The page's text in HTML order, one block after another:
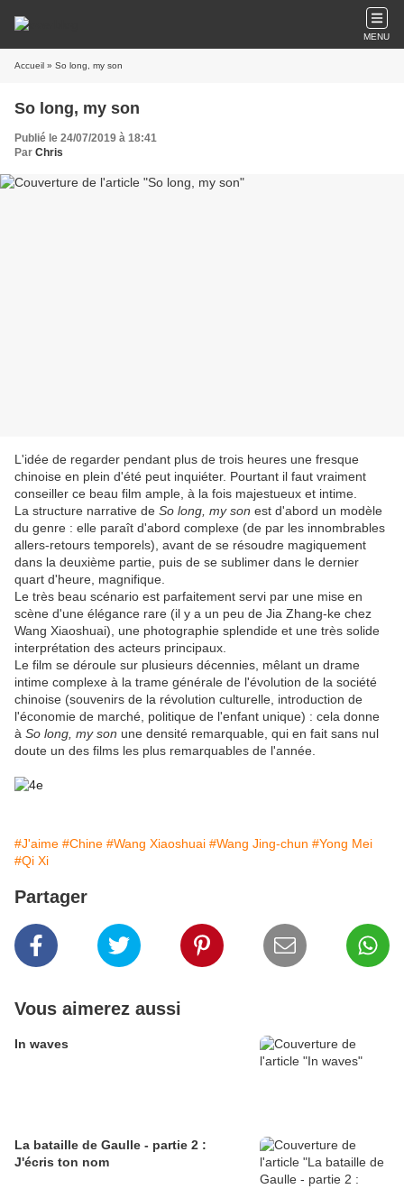
MENU
Accueil » So long, my son
So long, my son
Publié le 24/07/2019 à 18:41
Par Chris
L'idée de regarder pendant plus de trois heures une fresque
chinoise en plein d'été peut inquiéter. Pourtant il faut vraiment
conseiller ce beau film ample, à la fois majestueux et intime.
La structure narrative de So long, my son est d'abord un modèle
du genre : elle paraît d'abord complexe (de par les innombrables
allers-retours temporels), avant de se résoudre magiquement
dans la deuxième partie, puis de se sublimer dans le dernier
quart d'heure, magnifique.
Le très beau scénario est parfaitement servi par une mise en
scène d'une élégance rare (il y a un peu de Jia Zhang-ke chez
Wang Xiaoshuai), une photographie splendide et une très solide
interprétation des acteurs principaux.
Le film se déroule sur plusieurs décennies, mêlant un drame
intime complexe à la trame générale de l'évolution de la société
chinoise (souvenirs de la révolution culturelle, introduction de
l'économie de marché, politique de l'enfant unique) : cela donne
à So long, my son une densité remarquable, qui en fait sans nul
doute un des films les plus remarquables de l'année.
#J'aime #Chine #Wang Xiaoshuai #Wang Jing-chun #Yong Mei
#Qi Xi
Partager
Vous aimerez aussi
In waves
La bataille de Gaulle - partie 2 :
J'écris ton nom